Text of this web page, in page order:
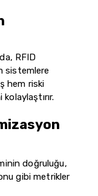
RFID
sistemlere
hem riski
doğruluğu,
gibi metrikler